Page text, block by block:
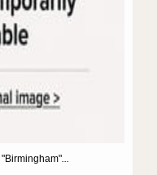
"Birmingham"...